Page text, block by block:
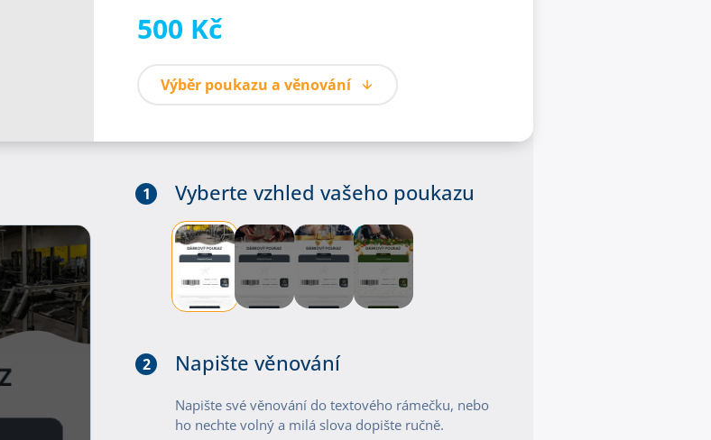
500 Kč
Výběr poukazu a věnování
1 Vyberte vzhled vašeho poukazu
2 Napište věnování
Napište své věnování do textového rámečku, nebo
ho nechte volný a milá slova dopište ručně.